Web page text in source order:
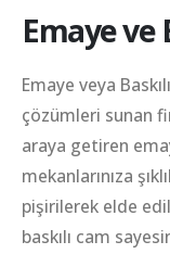
Emaye ve
Emaye veya
çözümleri sunan
araya getiren
mekanlarınıza
pişirilerek elde
baskılı cam